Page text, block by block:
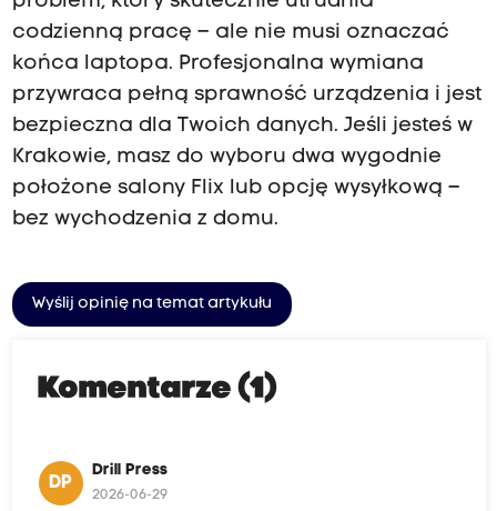
codzienną pracę – ale nie musi oznaczać
końca laptopa. Profesjonalna wymiana
przywraca pełną sprawność urządzenia i jest
bezpieczna dla Twoich danych. Jeśli jesteś w
Krakowie, masz do wyboru dwa wygodnie
położone salony Flix lub opcję wysyłkową –
bez wychodzenia z domu.
Wyślij opinię na temat artykułu
Komentarze (1)
DP
Drill Press
2026-06-29